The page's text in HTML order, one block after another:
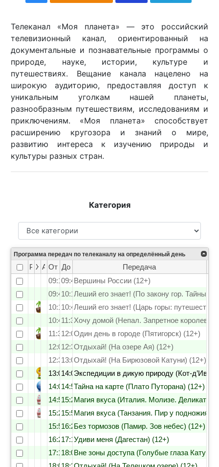
Телеканал «Моя планета» — это российский
телевизионный канал, ориентированный на
документальные и познавательные программы о
природе, науке, истории, культуре и
путешествиях. Вещание канала нацелено на
широкую аудиторию, предоставляя доступ к
уникальным уголкам нашей планеты,
разнообразным путешествиям, исследованиям и
приключениям. «Моя планета» способствует
расширению кругозора и знаний о мире,
развитию интереса к изучению природы и
культуры разных стран.
Категория
Программа передач по телеканалу на определённый день
Рейтинг
Жанр
Анонс
От До
Передача
09:1509:45Вершины России (12+)
09:4510:15Леший его знает! (По закону гор. Тайны
10:1510:45Леший его знает! (Царь горы:
10:4511:35Хочу домой (Непал. Запретное
11:3512:00Один день в городе (Пятигорск) (12+)
12:0012:30Отдыхай! (На озере Ая) (12+)
12:3013:00Отдыхай! (На Бирюзовой Катуни) (12+)
13:0014:05Экспедиции в дикую природу (Кот-
14:0514:55Тайна на карте (Плато Путорана) (12+)
14:5515:25Магия вкуса (Италия. Молизе.
15:2515:55Магия вкуса (Танзания. Пир у подножия
15:5516:25Без тормозов (Памир. Зов небес) (12+)
16:2517:15Удиви меня (Дагестан) (12+)
17:1518:00Вне зоны доступа (Голубые глаза Катуни)